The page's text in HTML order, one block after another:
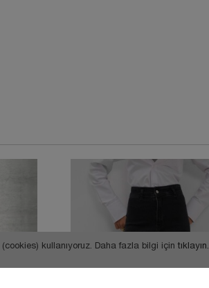
kullanıyoruz. Daha fazla bilgi içintıklayın.